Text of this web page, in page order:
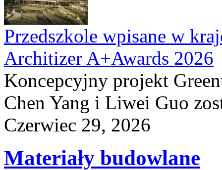
Przedszkole wpisane w
Architizer A+Awards 2026
Koncepcyjny projekt
Chen Yang i Liwei Guo
Czerwiec 29, 2026
Materiały budowlane